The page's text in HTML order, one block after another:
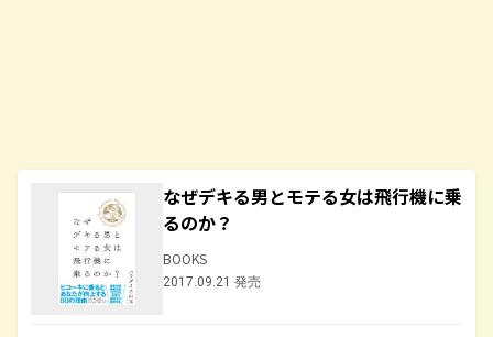
なぜデキる男とモテる女は飛行機に乗
るのか？
BOOKS
2017.09.21 発売